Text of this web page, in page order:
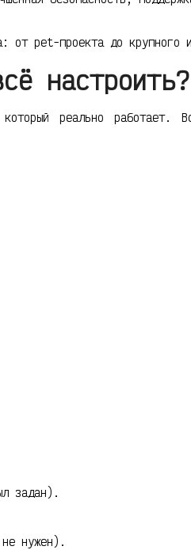
от pet-проекта до крупного
настроить?
реально работает.
задан).
нужен).